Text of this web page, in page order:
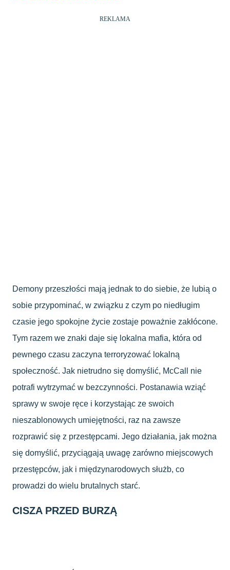
REKLAMA
Demony przeszłości mają jednak to do siebie, że lubią o
sobie przypominać, w związku z czym po niedługim
czasie jego spokojne życie zostaje poważnie zakłócone.
Tym razem we znaki daje się lokalna mafia, która od
pewnego czasu zaczyna terroryzować lokalną
społeczność. Jak nietrudno się domyślić, McCall nie
potrafi wytrzymać w bezczynności. Postanawia wziąć
sprawy w swoje ręce i korzystając ze swoich
nieszablonowych umiejętności, raz na zawsze
rozprawić się z przestępcami. Jego działania, jak można
się domyślić, przyciągają uwagę zarówno miejscowych
przestępców, jak i międzynarodowych służb, co
prowadzi do wielu brutalnych starć.
CISZA PRZED BURZĄ